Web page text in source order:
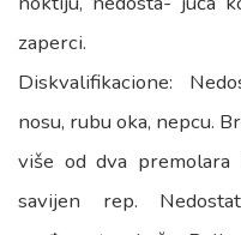
zaperci.
Diskvalifikacione:
nosu, rubu oka, nepcu.
više od dva
savijen rep.